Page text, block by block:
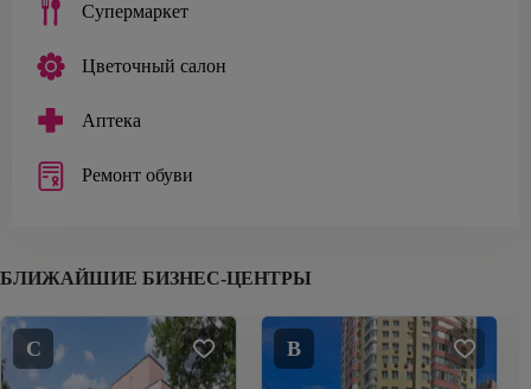
Супермаркет
Цветочный салон
Аптека
Ремонт обуви
БЛИЖАЙШИЕ БИЗНЕС-ЦЕНТРЫ
C B